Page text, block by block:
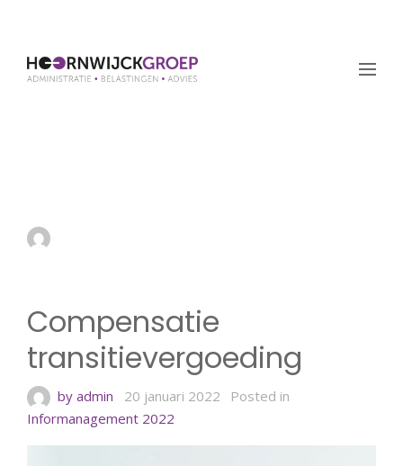
Compensatie
transitievergoeding
by admin 20 januari 2022
Posted in
Informanagement 2022